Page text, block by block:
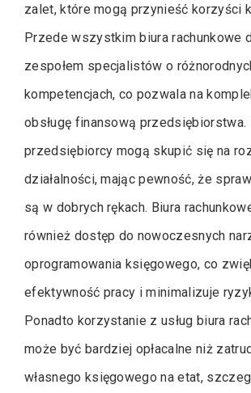
zalet, które mogą przynieść korzyści
Przede wszystkim biura rachunkowe
zespołem specjalistów o
kompetencjach, co pozwala na
obsługę finansową przedsiębiorstwa.
przedsiębiorcy mogą skupić się na
działalności, mając pewność, że
są w dobrych rękach. Biura
również dostęp do nowoczesnych
oprogramowania księgowego, co
efektywność pracy i minimalizuje
Ponadto korzystanie z usług biura
może być bardziej opłacalne niż
własnego księgowego na etat,